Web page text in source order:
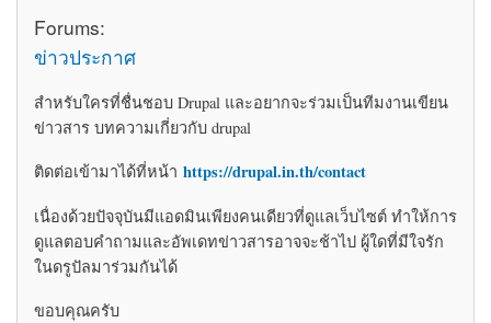
Forums:
ข่าวประกาศ
สำหรับใครที่ชื่นชอบ Drupal และอยากจะร่วมเป็นทีมงานเขียน
ข่าวสาร บทความเกี่ยวกับ drupal
ติดต่อเข้ามาได้ที่หน้า https://drupal.in.th/contact
เนื่องด้วยปัจจุบันมีแอดมินเพียงคนเดียวที่ดูแลเว็บไซต์ ทำให้การ
ดูแลตอบคำถามและอัพเดทข่าวสารอาจจะช้าไป ผู้ใดที่มีใจรัก
ในดรูปัลมาร่วมกันได้
ขอบคุณครับ